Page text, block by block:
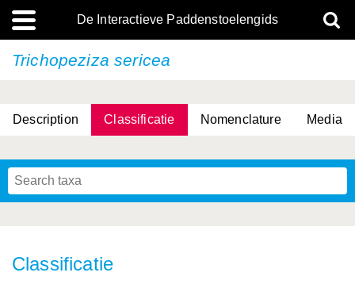
De Interactieve Paddenstoelengids
Trichopeziza sericea
Description Classificatie Nomenclature Media
Classificatie